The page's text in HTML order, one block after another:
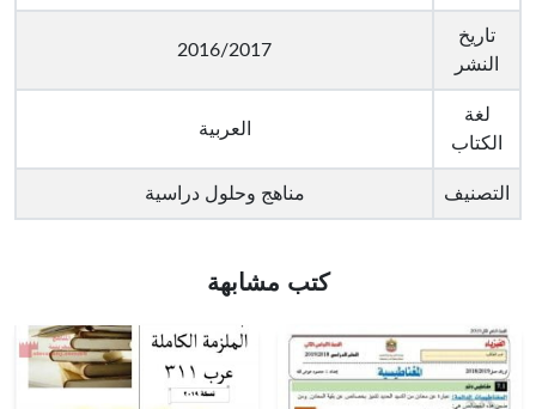
تاريخ
النشر
2016/2017
لغة
الكتاب
العربية
التصنيف مناهج وحلول دراسية
كتب مشابهة